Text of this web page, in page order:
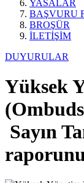
YASALAR
BAŞVURU
BROŞÜR
İLETİŞİM
DUYURULAR
Yüksek
Sayın